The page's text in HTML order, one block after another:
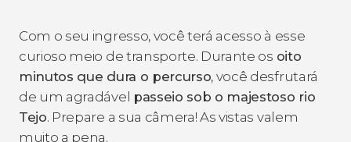
Com o seu ingresso, você terá acesso à esse
curioso meio de transporte. Durante os oito
minutos que dura o percurso, você desfrutará
de um agradável passeio sob o majestoso rio
Tejo. Prepare a sua câmera! As vistas valem
muito a pena.